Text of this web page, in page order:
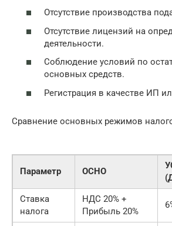
Отсутствие производства
Отсутствие лицензий на
деятельности.
Соблюдение условий по
основных средств.
Регистрация в качестве ИП
Сравнение основных режимов
Параметр ОСНО
Ставка
налога
НДС 20% +
Прибыль 20%